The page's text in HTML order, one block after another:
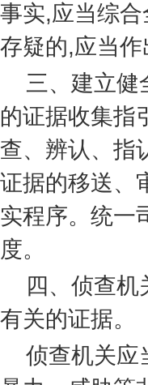
事实,应当综
存疑的,应当
三、建立健
的证据收集指
查、辨认、指
证据的移送、
实程序。统一
度。
四、侦查
有关的证据。
侦查机关应